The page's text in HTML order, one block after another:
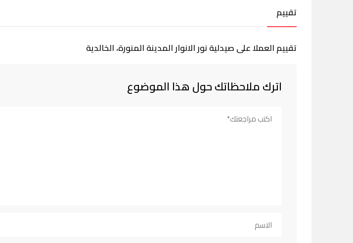
تقييم
تقييم العملا على صيدلية نور الانوار المدينة المنورة، الخالدية
اترك ملاحظاتك حول هذا الموضوع